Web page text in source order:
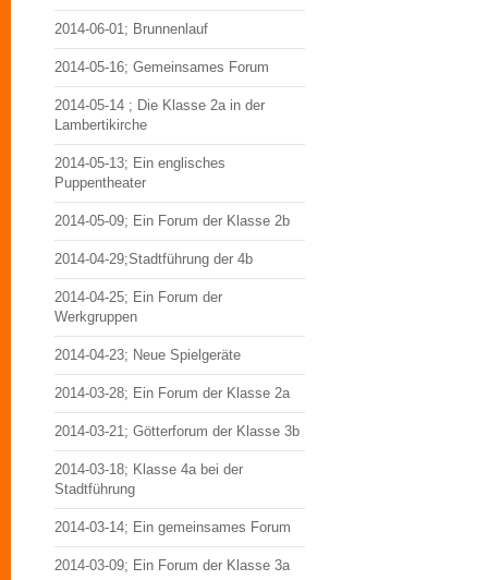
2014-06-01; Brunnenlauf
2014-05-16; Gemeinsames Forum
2014-05-14 ; Die Klasse 2a in der
Lambertikirche
2014-05-13; Ein englisches
Puppentheater
2014-05-09; Ein Forum der Klasse 2b
2014-04-29;Stadtführung der 4b
2014-04-25; Ein Forum der
Werkgruppen
2014-04-23; Neue Spielgeräte
2014-03-28; Ein Forum der Klasse 2a
2014-03-21; Götterforum der Klasse 3b
2014-03-18; Klasse 4a bei der
Stadtführung
2014-03-14; Ein gemeinsames Forum
2014-03-09; Ein Forum der Klasse 3a